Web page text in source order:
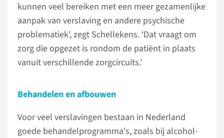
kunnen veel bereiken met een meer gezamenlijke
aanpak van verslaving en andere psychische
problematiek', zegt Schellekens. ‘Dat vraagt om
zorg die opgezet is rondom de patiënt in plaats
vanuit verschillende zorgcircuits.’
Behandelen en afbouwen
Voor veel verslavingen bestaan in Nederland
goede behandelprogramma's, zoals bij alcohol-